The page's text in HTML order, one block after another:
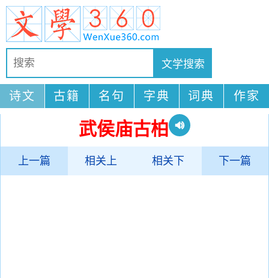
诗文 古籍 名句 字典 词典 作家
武侯庙古柏
上一篇 相关上 相关下 下一篇